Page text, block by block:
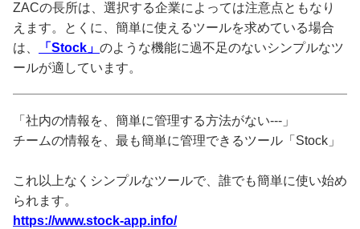
ZACの長所は、選択する企業によっては注意点ともなり
えます。とくに、簡単に使えるツールを求めている場合
は、
「Stock」 のような機能に過不足のないシンプルなツ
ールが適しています。
「社内の情報を、簡単に管理する方法がない---」
チームの情報を、最も簡単に管理できるツール「Stock」
これ以上なくシンプルなツールで、誰でも簡単に使い始め
られます。
https://www.stock-app.info/